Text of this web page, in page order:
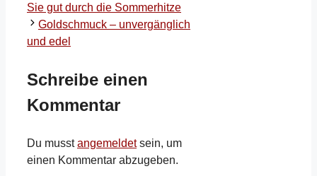
Sie gut durch die Sommerhitze
Goldschmuck – unvergänglich
und edel
Schreibe einen
Kommentar
Du musstangemeldetsein, um
einen Kommentar abzugeben.